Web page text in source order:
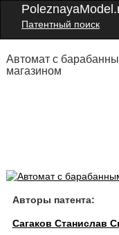
Патентный поиск
Автомат с
магазином
Авторы патента:
Сагаков Станислав